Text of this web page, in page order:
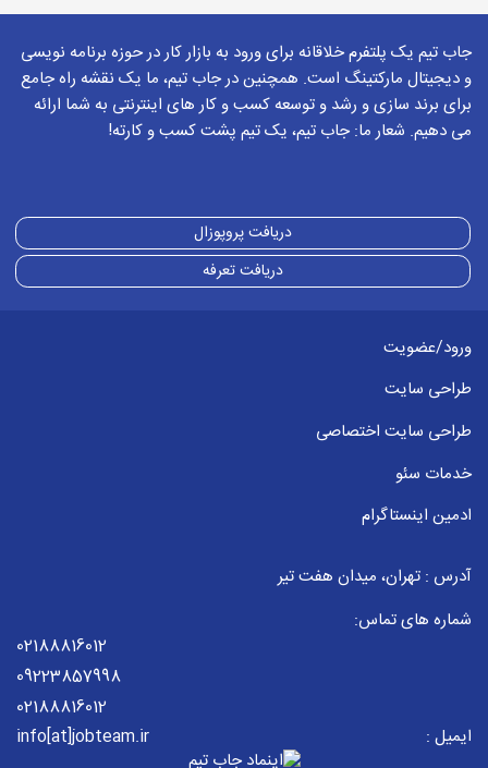
بهزاد میرزازاده 2023-02-27
خدمات سئو برای سایت گردشگری مربوط به
تارگت های هدفتون رو ارسال کنید بررسی و
اطلاع بدیم خدمتتون
برای ثبت پاسخ باید واردحساب کاربریخود شود
0912603... :
سلام روز بخیر
ایا برای هتل ها میشه سئو محلی کار کرد؟
برای ثبت پاسخ باید وارد
بله برای هر موردی میشه سئو محلی رو کار کرد
برای ثبت پاسخ باید وارد
پروسه انجام کار در جاب تیم به چه صورت هستش ؟
برای ثبت پاسخ باید واردحساب کاربری
جاب تیم یک پلتفرم خلاقانه برای ورود به بازار کار در حوزه برنامه نویسی
و دیجیتال مارکتینگ است. همچنین در جاب تیم، ما یک نقشه راه جامع
برای برند سازی و رشد و توسعه کسب و کار های اینترنتی به شما ارائه
می دهیم. شعار ما: جاب تیم، یک تیم پشت کسب و کارته!
دریافت پروپوزال
دریافت تعرفه
ورود/عضویت
طراحی سایت
طراحی سایت اختصاصی
خدمات سئو
ادمین اینستاگرام
آدرس : تهران، میدان هفت تیر
شماره های تماس:
02188816012
09223857998
02188816012
ایمیل :
info[at]jobteam.ir